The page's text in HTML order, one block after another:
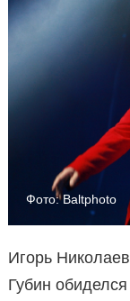
Фото: Baltphoto
Игорь
Губин